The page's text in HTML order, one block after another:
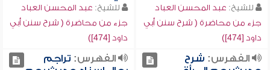
للشيخ: عبد المحسن العباد
جزء من محاضرة ( شرح سنن أبي
داود [474])
للشيخ: عبد المحسن العباد
جزء من محاضرة ( شرح سنن أبي
داود [474])
الفهرس: شرح
الفهرس: تراجم